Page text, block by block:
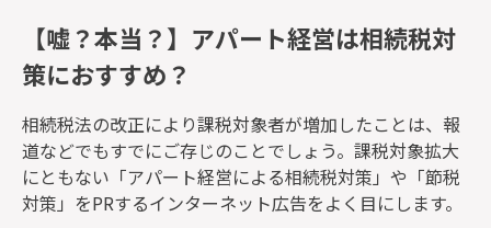
【嘘？本当？】アパート経営は相続税対
策におすすめ？
相続税法の改正により課税対象者が増加したことは、報
道などでもすでにご存じのことでしょう。 課税対象拡大
にともない「アパート経営による相続税対策」や「節税
対策」 をPRするインターネット広告をよく目にします。